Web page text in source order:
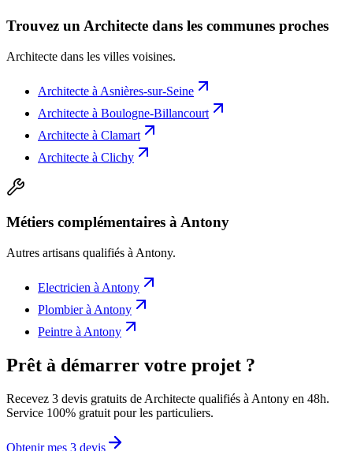
Trouvez un Architecte dans les communes proches
Architecte dans les villes voisines.
Architecte à Asnières-sur-Seine
Architecte à Boulogne-Billancourt
Architecte à Clamart
Architecte à Clichy
Métiers complémentaires à Antony
Autres artisans qualifiés à Antony.
Electricien à Antony
Plombierà Antony
Peintre à Antony
Prêt à démarrer votre projet ?
Recevez 3 devis gratuits de Architecte qualifiés à Antony en 48h.
Service 100% gratuit pour les particuliers.
Obtenir mes 3 devis